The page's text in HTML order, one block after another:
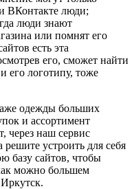
ВКонтакте люди;
люди знают
или помнят его
есть эта
его, сможет найти
его логотипу, тоже
одежды больших
и ассортимент
через наш сервис
устроить для себя
базу сайтов, чтобы
можно большем